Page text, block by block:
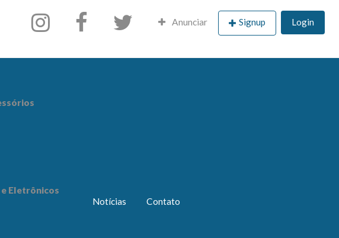
Anunciar Signup Login
Eletrônicos
Notícias Contato